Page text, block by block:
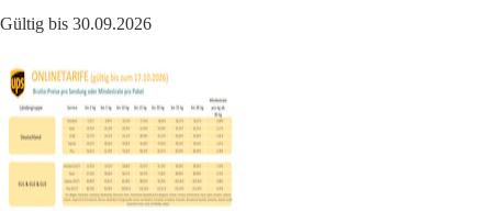
Gültig bis 30.09.2026